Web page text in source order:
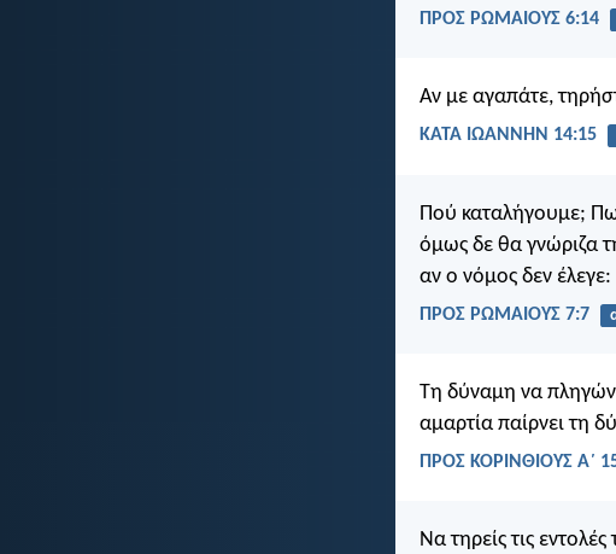
ΠΡΟΣ ΡΩΜΑΙΟΥΣ 6:14
Αν με αγαπάτε,
ΚΑΤΑ ΙΩΑΝΝΗΝ 14:15
Πού καταλήγουμε;
όμως δε θα γνώριζα
αν ο νόμος δεν
ΠΡΟΣ ΡΩΜΑΙΟΥΣ 7:7
Τη δύναμη να
αμαρτία παίρνει τη
ΠΡΟΣ ΚΟΡΙΝΘΙΟΥΣ Α΄
Να τηρείς τις